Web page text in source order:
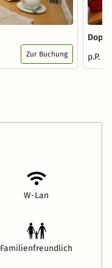
Zur Buchung
p.P.
W-Lan
Familienfreundlich